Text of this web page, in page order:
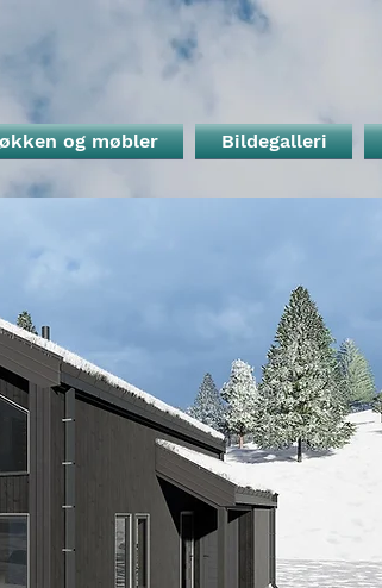
og møbler Bildegalleri